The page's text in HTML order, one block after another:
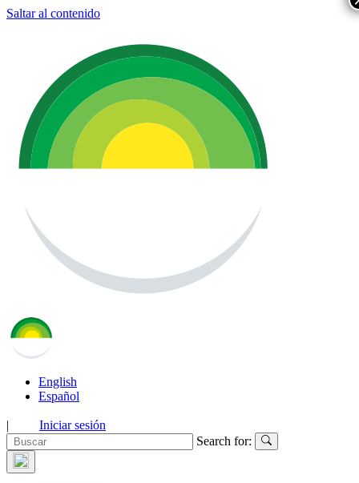
Saltar al contenido
English
Español
|
Iniciar sesión
Search for: